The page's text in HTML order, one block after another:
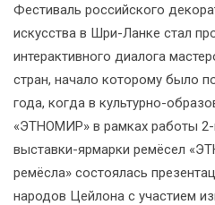
Фестиваль российского
искусства в Шри-Ланке стал
интерактивного диалога
стран, начало которому было
года, когда в культурно-
«ЭТНОМИР» в рамках работы
выставки-ярмарки ремёсел
ремёсла» состоялась
народов Цейлона с участием